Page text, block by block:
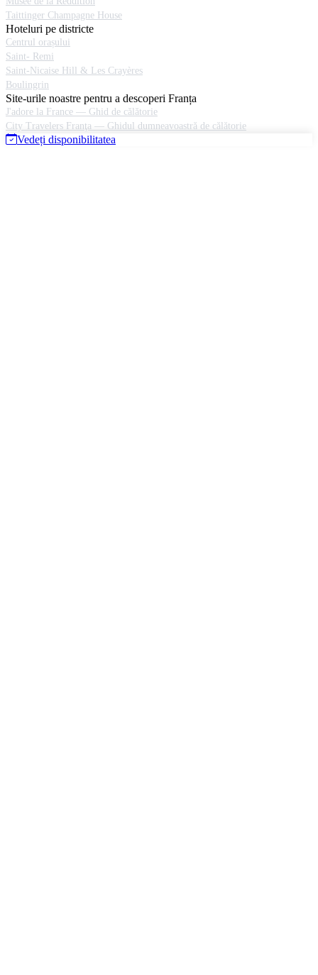
Taittinger Champagne House
Hoteluri pe districte
Centrul orașului
Saint- Remi
Saint-Nicaise Hill & Les Crayères
Boulingrin
Site-urile noastre pentru a descoperi Franța
J'adore la France — Ghid de călătorie
City Travelers Franţa — Ghidul dumneavoastră de călătorie
Vedeți disponibilitatea